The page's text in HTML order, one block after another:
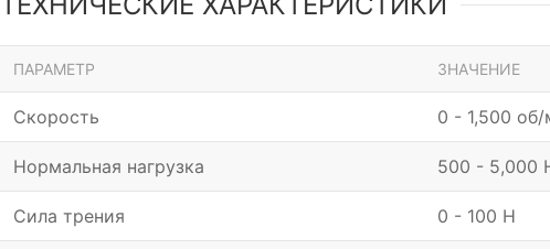
ПАРАМЕТР ЗНАЧЕНИЕ
Скорость 0 - 1,500 об/
Нормальная нагрузка 500 - 5,000
Сила трения 0 - 100 Н